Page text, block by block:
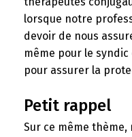
lorsque notre
devoir de nous
même pour le
pour assurer la
Petit rappel
Sur ce même